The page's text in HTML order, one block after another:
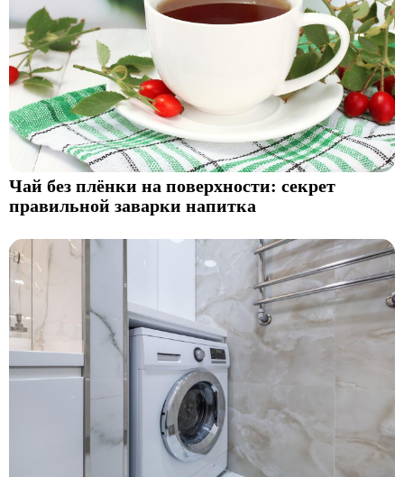
Чай без плёнки на поверхности: секрет
правильной заварки напитка